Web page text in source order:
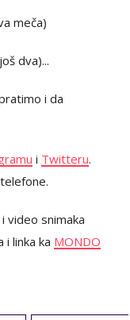
meča)
dva)...
i da
i Twitteru.
telefone.
video snimaka
linka ka MONDO